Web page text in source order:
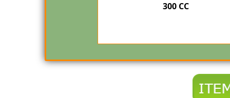
300 CC